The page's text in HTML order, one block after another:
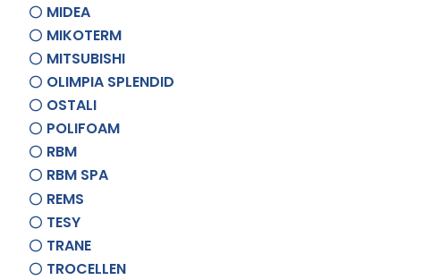
MIDEA
MIKOTERM
MITSUBISHI
OLIMPIA SPLENDID
OSTALI
POLIFOAM
RBM
RBM SPA
REMS
TESY
TRANE
TROCELLEN